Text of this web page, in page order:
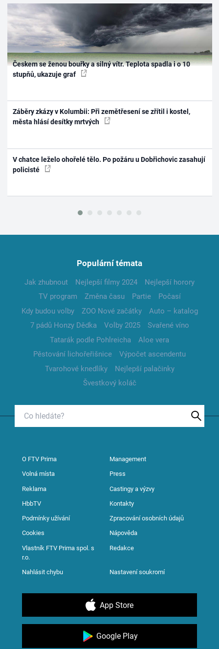
Českem se ženou bouřky a silný vítr. Teplota spadla i o 10
stupňů, ukazuje graf
Záběry zkázy v Kolumbii: Při zemětřesení se zřítil i kostel,
města hlásí desítky mrtvých
V chatce leželo ohořelé tělo. Po požáru u Dobřichovic zasahují
policisté
Populární témata
Jak zhubnout Nejlepší filmy 2024
Nejlepší horory
TV program
Změna času Partie
Počasí
Kdy budou volby
ZOO Nové začátky
Auto – katalog
7 pádů Honzy Dědka
Volby 2025
Svařené víno
Tatarák podle Pohlreicha
Aloe vera
Pěstování lichořeřišnice
Výpočet ascendentu
Tvarohové knedlíky
Nejlepší palačinky
Švestkový koláč
O FTV Prima Management
Volná místa Press
Reklama Castingy a výzvy
HbbTV Kontakty
Podmínky užívání Zpracování osobních údajů
Cookies Nápověda
Vlastník FTV Prima spol. s
r.o.
Redakce
Nahlásit chybu Nastavení soukromí
App Store
Google Play